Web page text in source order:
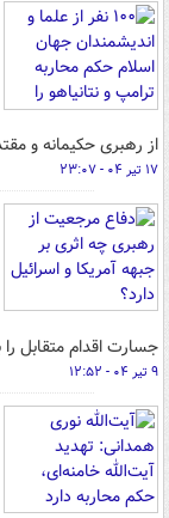
از رهبری حکیمانه و
۱۷ تیر ۰۴ - ۲۳:۰۷
جسارت اقدام متقابل
۹ تیر ۰۴ - ۱۲:۵۲